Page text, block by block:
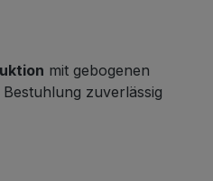
mit gebogenen
zuverlässig
...